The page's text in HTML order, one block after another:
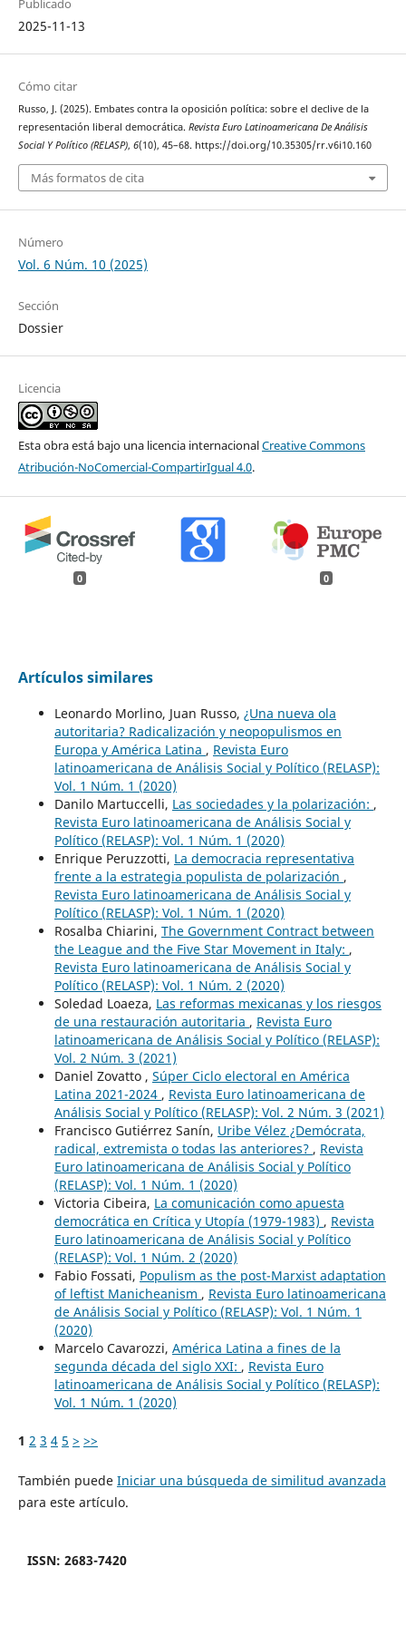
Publicado
2025-11-13
Cómo citar
Russo, J. (2025). Embates contra la oposición política: sobre el declive de la
representación liberal democrática. Revista Euro Latinoamericana De Análisis
Social Y Político (RELASP), 6(10), 45–68. https://doi.org/10.35305/rr.v6i10.160
Más formatos de cita
Número
Vol. 6 Núm. 10 (2025)
Sección
Dossier
Licencia
Esta obra está bajo una licencia internacionalCreative Commons
Atribución-NoComercial-CompartirIgual 4.0.
0 0
Artículos similares
Leonardo Morlino, Juan Russo, ¿Una nueva ola
autoritaria? Radicalización y neopopulismos en
Europa y América Latina , Revista Euro
latinoamericana de Análisis Social y Político (RELASP):
Vol. 1 Núm. 1 (2020)
Danilo Martuccelli, Las sociedades y la polarización: ,
Revista Euro latinoamericana de Análisis Social y
Político (RELASP): Vol. 1 Núm. 1 (2020)
Enrique Peruzzotti, La democracia representativa
frente a la estrategia populista de polarización ,
Revista Euro latinoamericana de Análisis Social y
Político (RELASP): Vol. 1 Núm. 1 (2020)
Rosalba Chiarini, The Government Contract between
the League and the Five Star Movement in Italy: ,
Revista Euro latinoamericana de Análisis Social y
Político (RELASP): Vol. 1 Núm. 2 (2020)
Soledad Loaeza, Las reformas mexicanas y los riesgos
de una restauración autoritaria , Revista Euro
latinoamericana de Análisis Social y Político (RELASP):
Vol. 2 Núm. 3 (2021)
Daniel Zovatto , Súper Ciclo electoral en América
Latina 2021-2024 , Revista Euro latinoamericana de
Análisis Social y Político (RELASP): Vol. 2 Núm. 3 (2021)
Francisco Gutiérrez Sanín, Uribe Vélez ¿Demócrata,
radical, extremista o todas las anteriores? , Revista
Euro latinoamericana de Análisis Social y Político
(RELASP): Vol. 1 Núm. 1 (2020)
Victoria Cibeira, La comunicación como apuesta
democrática en Crítica y Utopía (1979-1983) , Revista
Euro latinoamericana de Análisis Social y Político
(RELASP): Vol. 1 Núm. 2 (2020)
Fabio Fossati, Populism as the post-Marxist adaptation
of leftist Manicheanism , Revista Euro latinoamericana
de Análisis Social y Político (RELASP): Vol. 1 Núm. 1
(2020)
Marcelo Cavarozzi, América Latina a fines de la
segunda década del siglo XXI: , Revista Euro
latinoamericana de Análisis Social y Político (RELASP):
Vol. 1 Núm. 1 (2020)
1 2 3 4 5 > >>
También puede Iniciar una búsqueda de similitud avanzada
para este artículo.
ISSN: 2683-7420